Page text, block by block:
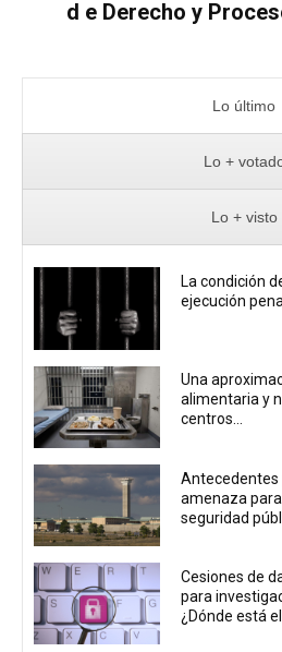
d e Derecho y
Lo último
Lo +
Lo + visto
La condición
ejecución
Una
alimentaria y
centros...
Antecedentes
amenaza
seguridad
Cesiones de
para
¿Dónde está